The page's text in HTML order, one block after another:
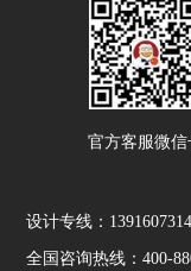
官方客服微信
设计专线：
全国咨询热线：400-